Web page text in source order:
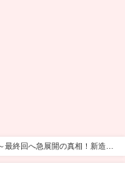
最終回へ急展開の真相！新造人
回あらすじ